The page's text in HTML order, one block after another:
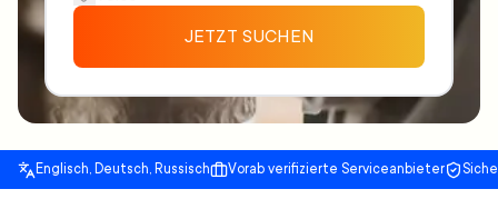
JETZT SUCHEN
Englisch, Deutsch, Russisch Vorab verifizierte Serviceanbieter